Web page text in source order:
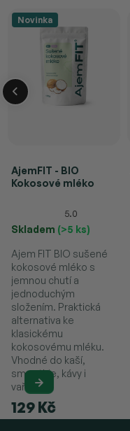
Novinka
AjemFIT - BIO
Kokosové mléko
5.0
Skladem (>5 ks)
129 Kč
Ajem FIT BIO sušené
kokosové mléko s
jemnou chutí a
jednoduchým
složením. Praktická
alternativa ke
klasickému
kokosovému mléku.
Vhodné do kaší,
smoothie, kávy i
vaření.